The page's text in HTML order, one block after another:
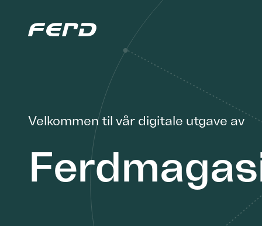
Velkommen til vår digitale utgave av